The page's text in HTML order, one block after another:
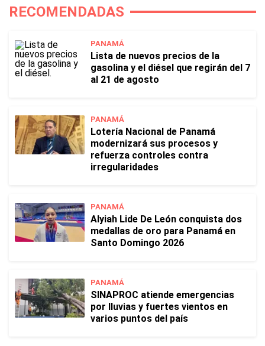
RECOMENDADAS
PANAMÁ
Lista de nuevos precios de la
gasolina y el diésel que regirán del 7
al 21 de agosto
PANAMÁ
Lotería Nacional de Panamá
modernizará sus procesos y
refuerza controles contra
irregularidades
PANAMÁ
Alyiah Lide De León conquista dos
medallas de oro para Panamá en
Santo Domingo 2026
PANAMÁ
SINAPROC atiende emergencias
por lluvias y fuertes vientos en
varios puntos del país